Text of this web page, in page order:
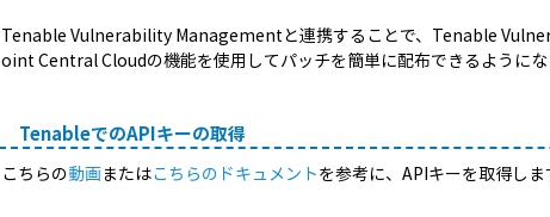
Tenable Vulnerability Managementと連携することで、Tenable
oint Central Cloudの機能を使用してパッチを簡単に配布できるようにな
TenableでのAPIキーの取得
こちらの動画またはこちらのドキュメントを参考に、APIキーを取得しま